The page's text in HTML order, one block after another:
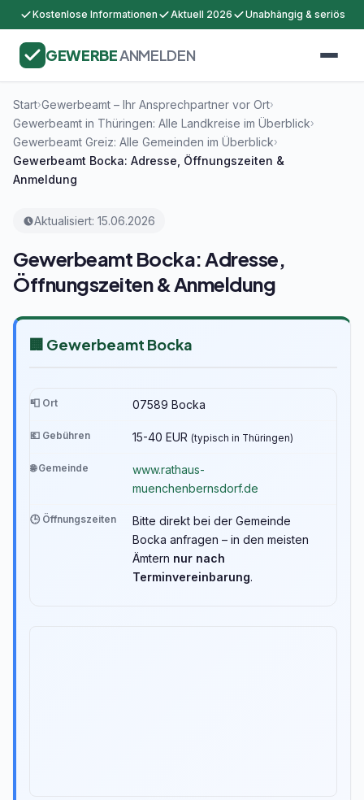
Kostenlose Informationen Aktuell 2026 Unabhängig & seriös
GEWERBEANMELDEN
Start›Gewerbeamt – Ihr Ansprechpartner vor Ort›
Gewerbeamt in Thüringen: Alle Landkreise im Überblick›
Gewerbeamt Greiz: Alle Gemeinden im Überblick›
Gewerbeamt Bocka: Adresse, Öffnungszeiten &
Anmeldung
Aktualisiert: 15.06.2026
Gewerbeamt Bocka: Adresse,
Öffnungszeiten & Anmeldung
🏢 Gewerbeamt Bocka
📮 Ort 07589 Bocka
💶 Gebühren 15-40 EUR (typisch in Thüringen)
🌐 Gemeinde
www.rathaus-
muenchenbernsdorf.de
🕒 Öffnungszeiten
Bitte direkt bei der Gemeinde
Bocka anfragen – in den meisten
Ämtern nur nach
Terminvereinbarung.